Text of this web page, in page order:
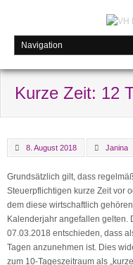
Kurze Zeit: 12
8. August 2018 Janina
Grundsätzlich gilt, dass
Steuerpflichtigen kurze Zeit vor
dem diese wirtschaftlich
Kalenderjahr angefallen gelten.
07.03.2018 entschieden, dass
Tagen anzunehmen ist. Dies
zum 10-Tageszeitraum als